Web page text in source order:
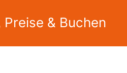
& Buchen